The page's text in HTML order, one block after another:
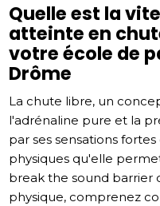
Quelle est la
atteinte en
votre école de
Drôme
La chute libre, un
l'adrénaline pure et la
par ses sensations
physiques qu'elle
break the sound barrier
physique, comprenez